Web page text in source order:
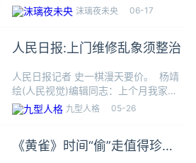
目中，年轻歌手对流行歌曲《李白》的
改编在社交媒体引发热议。改编版强化
梗”念白“我本是辅助，今晚来打
沫璃夜未央 06-17
人民日报:上门维修乱象须整治
人民日报记者 史一棋漫天要价。 杨靖
绘(人民视觉)编辑同志：上个月我家混
水阀坏了，我用手机搜到一个优惠的混
水阀维修服务，报价35元。打电话预约
却告诉我：“35元只是
九型人格 05-26
《黄雀》时间“偷”走值得珍视